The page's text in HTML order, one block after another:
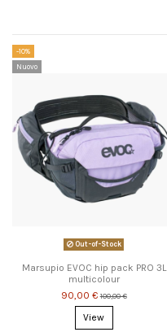
-10%
Nuovo
Out-of-Stock
Marsupio EVOC hip pack PRO 3L
multicolour
90,00 € 100,00 €
View